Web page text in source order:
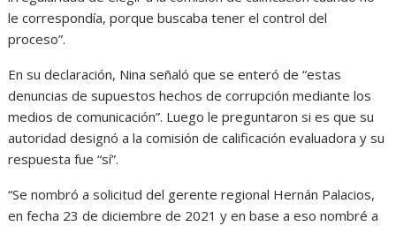
le correspondía, porque buscaba tener el control del
proceso”.
En su declaración, Nina señaló que se enteró de “estas
denuncias de supuestos hechos de corrupción mediante los
medios de comunicación”. Luego le preguntaron si es que su
autoridad designó a la comisión de calificación evaluadora y su
respuesta fue “sí”.
“Se nombró a solicitud del gerente regional Hernán Palacios,
en fecha 23 de diciembre de 2021 y en base a eso nombré a